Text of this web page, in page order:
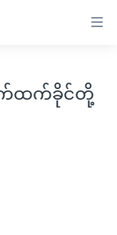
က်ထက်ခိုင်တို့